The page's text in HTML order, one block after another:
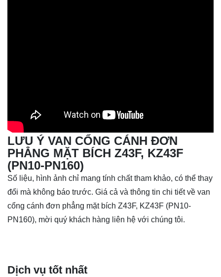
LƯU Ý VAN CỔNG CÁNH ĐƠN
PHẲNG MẶT BÍCH Z43F, KZ43F
(PN10-PN160)
Số liệu, hình ảnh chỉ mang tính chất tham khảo, có thể thay
đổi mà không báo trước. Giá cả và thông tin chi tiết về van
cổng cánh đơn phẳng mặt bích Z43F, KZ43F (PN10-
PN160), mời quý khách hàng liên hệ với chúng tôi.
Dịch vụ tốt nhất